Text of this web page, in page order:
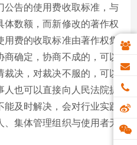
公告的使用费收取标准，与
体数额，而新修改的著作权
费的收取标准由著作权集
确定，协商不成的，可以
决，对裁决不服的，可以
也可以直接向人民法院提
及时解决，会对行业实践
集体管理组织与使用者无